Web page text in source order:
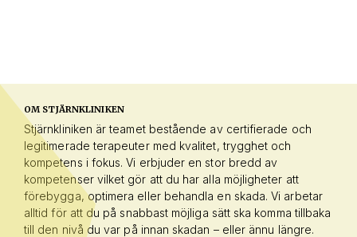
OM STJÄRNKLINIKEN
Stjärnkliniken är teamet bestående av certifierade och
legitimerade terapeuter med kvalitet, trygghet och
kompetens i fokus. Vi erbjuder en stor bredd av
kompetenser vilket gör att du har alla möjligheter att
förebygga, optimera eller behandla en skada. Vi arbetar
alltid för att du på snabbast möjliga sätt ska komma tillbaka
till den nivå du var på innan skadan – eller ännu längre.